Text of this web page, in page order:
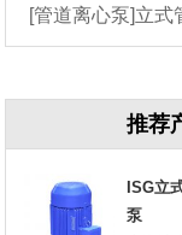
[管道离心泵]立式
推荐
ISG立
泵